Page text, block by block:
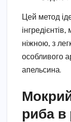
Цей метод
ніжною, з
особливого
апельсина.
риба в